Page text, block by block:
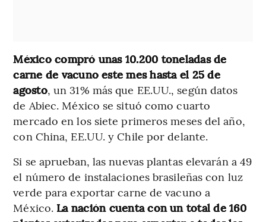
México compró unas 10.200 toneladas de
carne de vacuno este mes hasta el 25 de
agosto, un 31% más que EE.UU., según datos
de Abiec. México se situó como cuarto
mercado en los siete primeros meses del año,
con China, EE.UU. y Chile por delante.
Si se aprueban, las nuevas plantas elevarán a 49
el número de instalaciones brasileñas con luz
verde para exportar carne de vacuno a
México. La nación cuenta con un total de 160